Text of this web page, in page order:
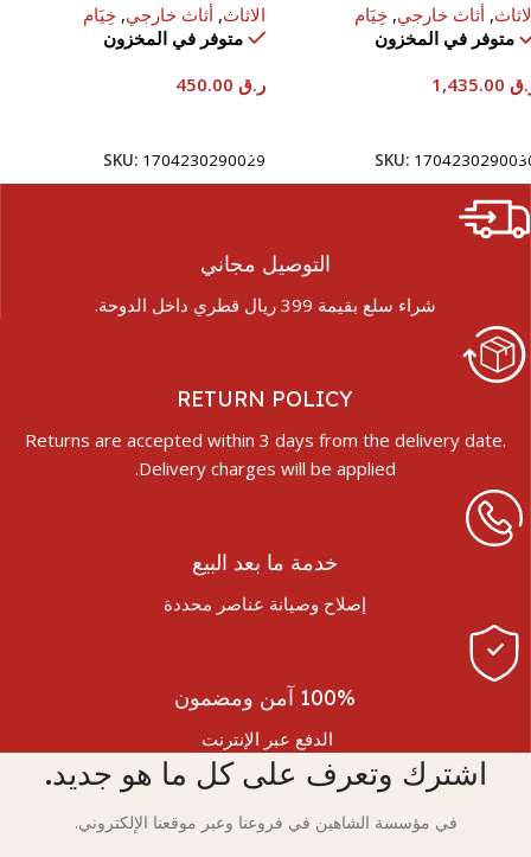
, أثاث خارجي, خِيَام
متوفر في المخزون
SKU:
الاثاث, أثاث خارجي, خِيَام
متوفر في المخزون
ر.ق
SKU: 1704230290029
التوصيل مجاني
شراء سلع بقيمة 399 ريال قطري داخل الدوحة.
RETURN POLICY
Returns are accepted within 3 days from the delivery date.
Delivery charges will be applied.
خدمة ما بعد البيع
إصلاح وصيانة عناصر محددة
100% آمن ومضمون
الدفع عبر الإنترنت
اشترك وتعرف على كل ما هو جديد.
في مؤسسة الشاهين في فروعنا وعبر موقعنا الإلكتروني.